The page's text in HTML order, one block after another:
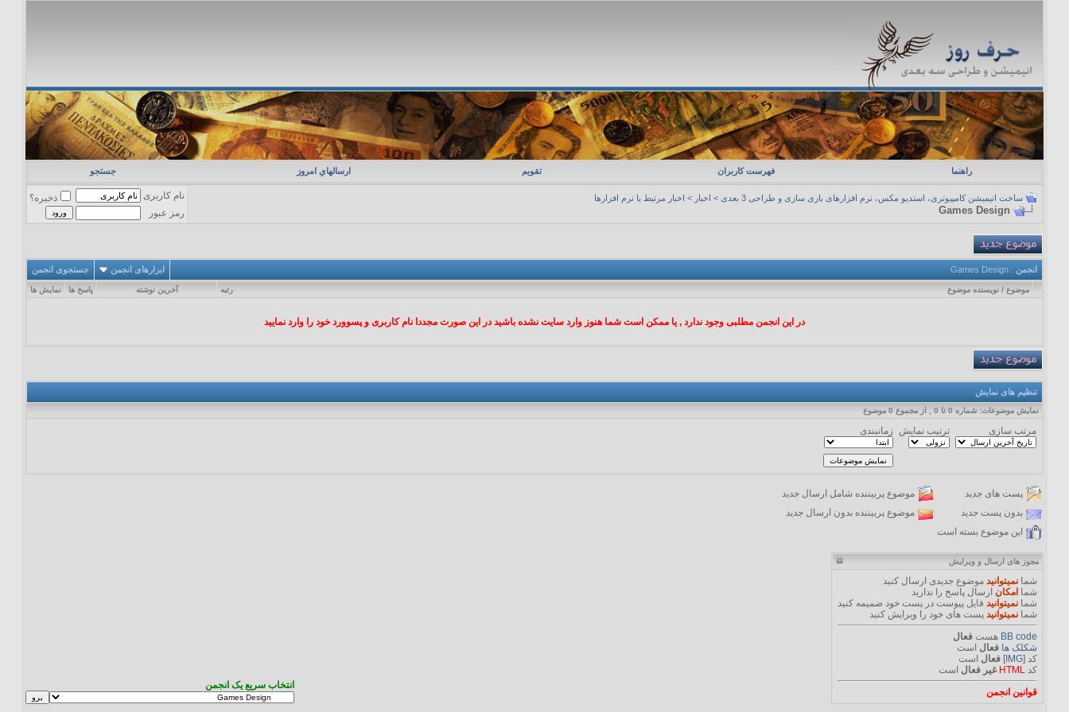
راهنما فهرست کاربران تقویم ارسالهاي امروز جستجو
ساخت انیمیشن کامپیوتری، استدیو مکس، نرم افزارهای بازی سازی و طراحی 3 بعدی > اخبار > اخبار مرتبط با نرم افزارها
Games Design
نام کاربری
ذخیره؟
رمز عبور
انجمن : Games Design ابزارهای انجمن جستجوی انجمن
رتبه موضوع / نویسنده موضوع آخرين نوشته پاسخ ها نمایش ها
در این انجمن مطلبی وجود ندارد , یا ممکن است شما هنوز وارد سایت نشده باشید در این صورت مجددا نام کاربری و پسوورد خود را وارد نمایید
تنظیم های نمایش
نمایش موضوعات: شماره 0 تا 0 , از مجموع ‍0 موضوع
مرتب سازی ترتیب نمایش زمانبندی
پست های جدید
موضوع پربیننده شامل ارسال جدید
بدون پست جدید
موضوع پربیننده بدون ارسال جدید
این موضوع بسته است
مجوز های ارسال و ویرایش
شما نمیتوانیدموضوع جدیدی ارسال کنید
شما امکانارسال پاسخ را ندارید
شما نمیتوانیدفایل پیوست در پست خود ضمیمه کنید
شما نمیتوانیدپست های خود را ویرایش کنید
BB code هست فعال
شکلک ها فعال است
کد [IMG] فعال است
کد HTML غیر فعال است
قوانین انجمن
انتخاب سریع یک انجمن